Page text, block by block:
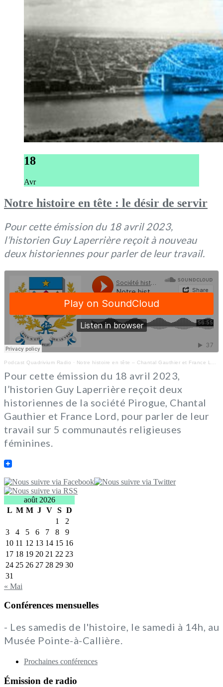
18
Avr
Notre histoire en tête : le désir de servir
Pour cette émission du 18 avril 2023,
l’historien Guy Laperrière reçoit à nouveau
deux historiennes pour parler de leur travail.
Podcast Quadrivium Radio · Notre histoire en tête – Chantal Gauthier et France Lord (ep2)
Pour cette émission du 18 avril 2023,
l’historien Guy Laperrière reçoit deux
historiennes de la société Pirogue, Chantal
Gauthier et France Lord, pour parler de leur
travail sur 5 communautés religieuses
féminines.
août 2026
L M M J V S D
1
2
3
4 5 6 7 8
9
10 11 12 13 14 15 16
17 18 19 20 21 22 23
24 25 26 27 28 29 30
31
« Mai
Conférences mensuelles
- Les samedis de l'histoire, le samedi à 14h, au
Musée Pointe-à-Callière.
Prochaines conférences
Émission de radio